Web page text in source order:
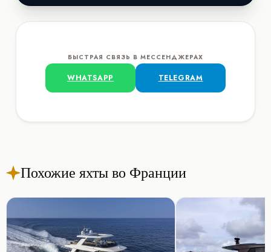
БЫСТРАЯ СВЯЗЬ В МЕССЕНДЖЕРАХ
WHATSAPP TELEGRAM
Похожие яхты во Франции